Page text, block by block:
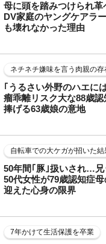
母に頭を踏みつけられ
DV家庭のヤングケアラ
も壊れなかった理由
ネチネチ嫌味を言う肉親の存
｢うるさい外野のハエに
瘤乖離リスク大な88歳
捧げる63歳娘の意地
自転車での大ケガが招いた結
50年間｢豚｣扱いされ…
50代女性が79歳認知症
迎えた心身の限界
7年かけて生活保護を卒業